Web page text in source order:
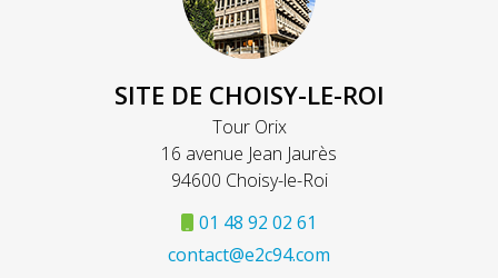
SITE DE CHOISY-LE-ROI
Tour Orix
16 avenue Jean Jaurès
94600 Choisy-le-Roi
01 48 92 02 61
contact@e2c94.com